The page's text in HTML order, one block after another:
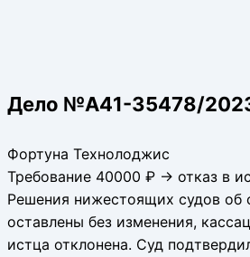
Дело №А41-35478/
Фортуна Технолоджис
Требование 40000 ₽ → отказ в
Решения нижестоящих судов об
оставлены без изменения,
истца отклонена. Суд